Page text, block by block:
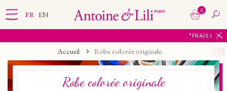
*FRAIS DE PORT OFFERTS À
FR EN 0
Accueil Robe colorée originale
Robe colorée originale